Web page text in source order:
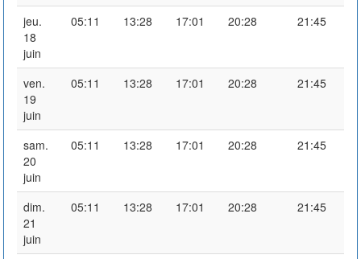
jeu.
18
juin
05:11 13:28 17:01 20:28 21:45
ven.
19
juin
05:11 13:28 17:01 20:28 21:45
sam.
20
juin
05:11 13:28 17:01 20:28 21:45
dim.
21
juin
05:11 13:28 17:01 20:28 21:45